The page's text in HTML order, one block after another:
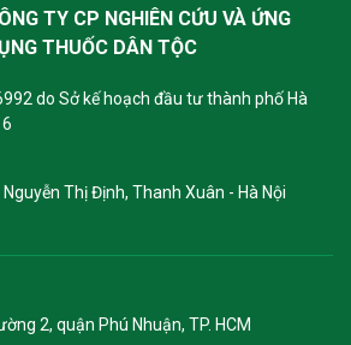
TY CP NGHIÊN CỨU VÀ ỨNG
THUỐC DÂN TỘC
do Sở kế hoạch đầu tư thành phố Hà
Thị Định, Thanh Xuân - Hà Nội
2, quận Phú Nhuận, TP. HCM